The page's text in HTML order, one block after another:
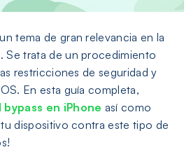
tema de gran relevancia en la
trata de un procedimiento
restricciones de seguridad y
En esta guía completa,
bypass en iPhone así como
dispositivo contra este tipo de